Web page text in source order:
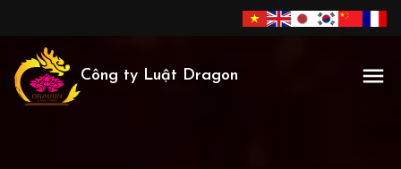
Công ty Luật Dragon